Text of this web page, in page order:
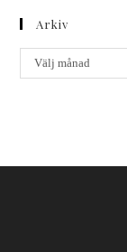
Arkiv
Välj månad